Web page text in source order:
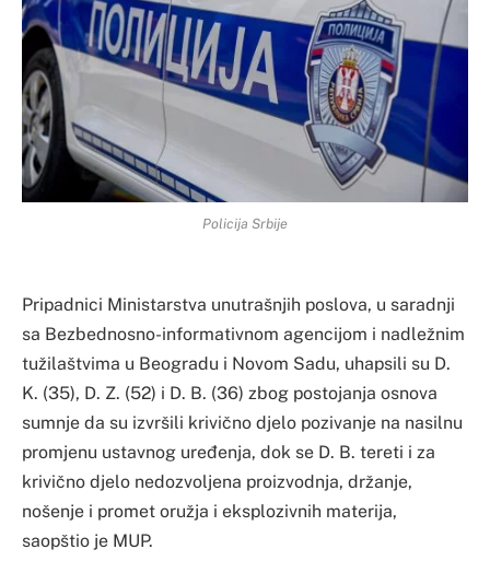
Policija Srbije
Pripadnici Ministarstva unutrašnjih poslova, u saradnji
sa Bezbednosno-informativnom agencijom i nadležnim
tužilaštvima u Beogradu i Novom Sadu, uhapsili su D.
K. (35), D. Z. (52) i D. B. (36) zbog postojanja osnova
sumnje da su izvršili krivično djelo pozivanje na nasilnu
promjenu ustavnog uređenja, dok se D. B. tereti i za
krivično djelo nedozvoljena proizvodnja, držanje,
nošenje i promet oružja i eksplozivnih materija,
saopštio je MUP.